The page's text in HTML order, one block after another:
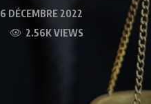
6 DÉCEMBRE 2022
2.56K VIEWS